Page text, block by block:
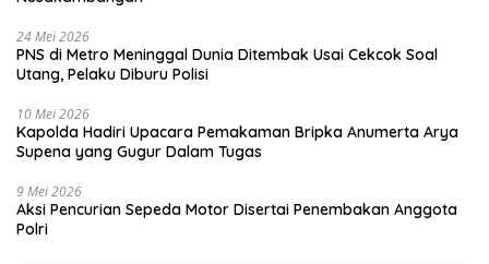
24 Mei 2026
PNS di Metro Meninggal Dunia Ditembak Usai Cekcok Soal
Utang, Pelaku Diburu Polisi
10 Mei 2026
Kapolda Hadiri Upacara Pemakaman Bripka Anumerta Arya
Supena yang Gugur Dalam Tugas
9 Mei 2026
Aksi Pencurian Sepeda Motor Disertai Penembakan Anggota
Polri